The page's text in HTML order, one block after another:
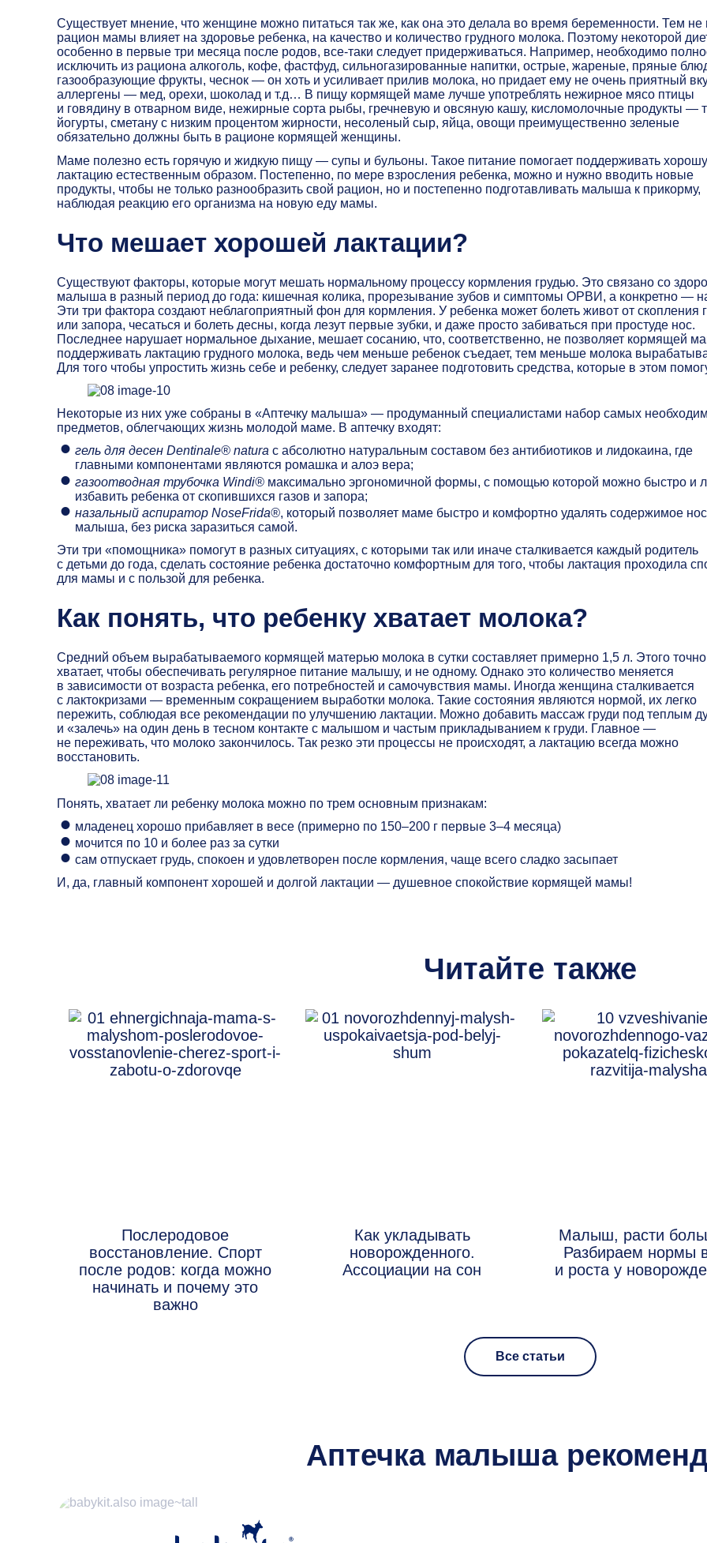
Существует мнение, что женщине можно питаться так же, как она это делала во время беременности. Тем не
рацион мамы влияет на здоровье ребенка, на качество и количество грудного молока. Поэтому некоторой
особенно в первые три месяца после родов, все-таки следует придерживаться. Например, необходимо
исключить из рациона алкоголь, кофе, фастфуд, сильногазированные напитки, острые, жареные, пряные
газообразующие фрукты, чеснок — он хоть и усиливает прилив молока, но придает ему не очень приятный
аллергены — мед, орехи, шоколад и т.д… В пищу кормящей маме лучше употреблять нежирное мясо птицы
и говядину в отварном виде, нежирные сорта рыбы, гречневую и овсяную кашу, кисломолочные продукты —
йогурты, сметану с низким процентом жирности, несоленый сыр, яйца, овощи преимущественно зеленые
обязательно должны быть в рационе кормящей женщины.
Маме полезно есть горячую и жидкую пищу — супы и бульоны. Такое питание помогает поддерживать
лактацию естественным образом. Постепенно, по мере взросления ребенка, можно и нужно вводить новые
продукты, чтобы не только разнообразить свой рацион, но и постепенно подготавливать малыша к прикорму,
наблюдая реакцию его организма на новую еду мамы.
Что мешает хорошей лактации?
Существуют факторы, которые могут мешать нормальному процессу кормления грудью. Это связано со
малыша в разный период до года: кишечная колика, прорезывание зубов и симптомы ОРВИ, а конкретно —
Эти три фактора создают неблагоприятный фон для кормления. У ребенка может болеть живот от скопления
или запора, чесаться и болеть десны, когда лезут первые зубки, и даже просто забиваться при простуде нос.
Последнее нарушает нормальное дыхание, мешает сосанию, что, соответственно, не позволяет кормящей
поддерживать лактацию грудного молока, ведь чем меньше ребенок съедает, тем меньше молока
Для того чтобы упростить жизнь себе и ребенку, следует заранее подготовить средства, которые в этом
Некоторые из них уже собраны в «Аптечку малыша» — продуманный специалистами набор самых
предметов, облегчающих жизнь молодой маме. В аптечку входят:
гель для десен Dentinale® natura с абсолютно натуральным составом без антибиотиков и лидокаина, где
главными компонентами являются ромашка и алоэ вера;
газоотводная трубочка Windi® максимально эргономичной формы, с помощью которой можно быстро и
избавить ребенка от скопившихся газов и запора;
назальный аспиратор NoseFrida®, который позволяет маме быстро и комфортно удалять содержимое
малыша, без риска заразиться самой.
Эти три «помощника» помогут в разных ситуациях, с которыми так или иначе сталкивается каждый родитель
с детьми до года, сделать состояние ребенка достаточно комфортным для того, чтобы лактация проходила
для мамы и с пользой для ребенка.
Как понять, что ребенку хватает молока?
Средний объем вырабатываемого кормящей матерью молока в сутки составляет примерно 1,5 л. Этого точно
хватает, чтобы обеспечивать регулярное питание малышу, и не одному. Однако это количество меняется
в зависимости от возраста ребенка, его потребностей и самочувствия мамы. Иногда женщина сталкивается
с лактокризами — временным сокращением выработки молока. Такие состояния являются нормой, их легко
пережить, соблюдая все рекомендации по улучшению лактации. Можно добавить массаж груди под теплым
и «залечь» на один день в тесном контакте с малышом и частым прикладыванием к груди. Главное —
не переживать, что молоко закончилось. Так резко эти процессы не происходят, а лактацию всегда можно
восстановить.
Понять, хватает ли ребенку молока можно по трем основным признакам:
младенец хорошо прибавляет в весе (примерно по 150–200 г первые 3–4 месяца)
мочится по 10 и более раз за сутки
сам отпускает грудь, спокоен и удовлетворен после кормления, чаще всего сладко засыпает
И, да, главный компонент хорошей и долгой лактации — душевное спокойствие кормящей мамы!
Читайте также
Послеродовое
восстановление. Спорт
после родов: когда можно
начинать и почему это
важно
Как укладывать
новорожденного.
Ассоциации на сон
Малыш, расти
Разбираем нормы
и роста у
Все статьи
Аптечка малыша